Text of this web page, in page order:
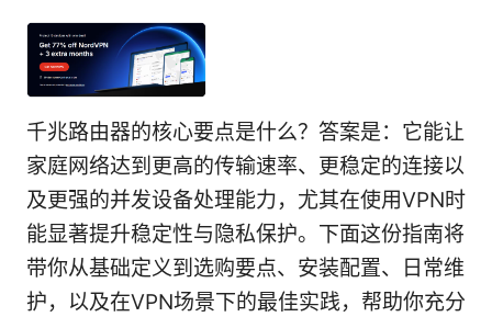
千兆路由器的核心要点是什么？答案是：它能让
家庭网络达到更高的传输速率、更稳定的连接以
及更强的并发设备处理能力，尤其在使用VPN时
能显著提升稳定性与隐私保护。下面这份指南将
带你从基础定义到选购要点、安装配置、日常维
护，以及在VPN场景下的最佳实践，帮助你充分